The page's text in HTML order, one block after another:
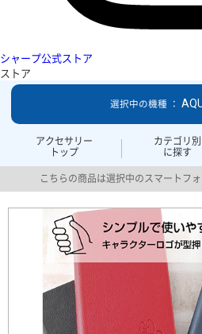
シャープ公式ストア
ストア
アクセサリー
トップ
カテゴリ別
に探す
選択中の機種 ：
こちらの商品は選択中のスマートフ